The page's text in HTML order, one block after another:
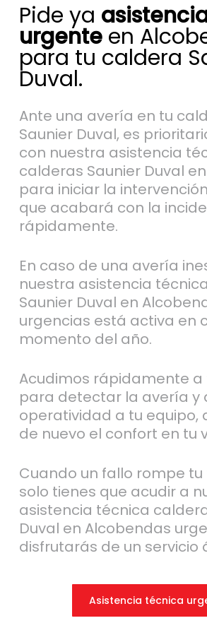
Pide ya
urgenteen
para tu caldera
Duval.
Ante una avería en tu
Saunier Duval, es
con nuestra asistencia
calderas Saunier Duval
para iniciar la
que acabará con la
rápidamente.
En caso de una avería
nuestra asistencia
Saunier Duval en
urgencias está activa en
momento del año.
Acudimos rápidamente a
para detectar la avería y
operatividad a tu equipo,
de nuevo el confort en tu
Cuando un fallo rompe
solo tienes que acudir a
asistencia técnica
Duval en Alcobendas
disfrutarás de un servicio
Asistencia técnica